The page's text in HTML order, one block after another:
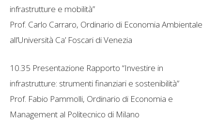
infrastrutture e mobilità”
Prof. Carlo Carraro, Ordinario di Economia Ambientale
all’Università Ca’ Foscari di Venezia
10.35 Presentazione Rapporto “Investire in
infrastrutture: strumenti finanziari e sostenibilità”
Prof. Fabio Pammolli, Ordinario di Economia e
Management al Politecnico di Milano